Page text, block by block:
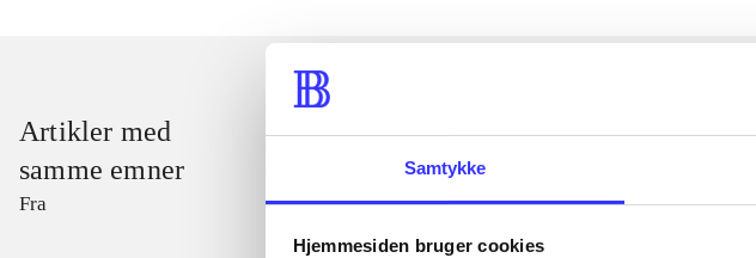
Samtykke
Hjemmesiden bruger cookies
Artikler med
samme emner
Fra